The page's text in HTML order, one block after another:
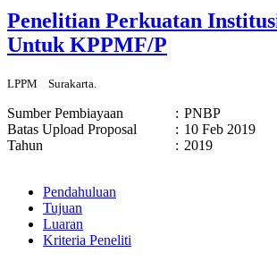
Penelitian Perkuatan
Untuk KPPMF/P
LPPM Surakarta.
Sumber Pembiayaan : PNBP
Batas Upload Proposal
: 10 Feb 2019
Tahun
: 2019
Pendahuluan
Tujuan
Luaran
Kriteria Peneliti